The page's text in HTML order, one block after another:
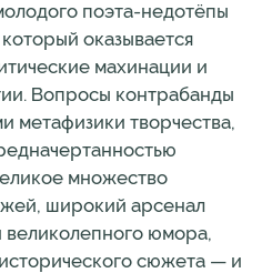
поэта-недотёпы
оказывается
махинации и
Вопросы контрабанды
метафизики творчества,
множество
широкий арсенал
великолепного юмора,
сюжета — и